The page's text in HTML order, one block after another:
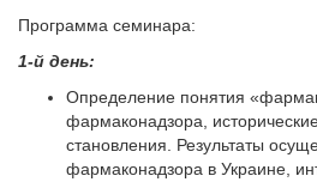
Программа семинара:
1-й день:
Определение понятия
фармаконадзора,
становления. Результаты
фармаконадзора в Украине,